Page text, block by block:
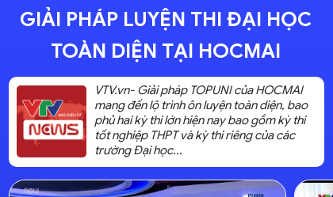
GIẢI PHÁP LUYỆN THI ĐẠI HỌC
TOÀN DIỆN TẠI HOCMAI
VTV.vn- Giải pháp TOPUNI của HOCMAI
mang đến lộ trình ôn luyện toàn diện, bao
phủ hai kỳ thi lớn hiện nay bao gồm kỳ thi
tốt nghiệp THPT và kỳ thi riêng của các
trường Đại học...